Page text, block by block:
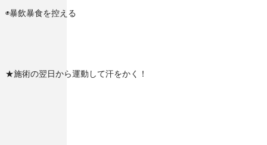
◉暴飲暴食を控える
★施術の翌日から運動して汗をかく！